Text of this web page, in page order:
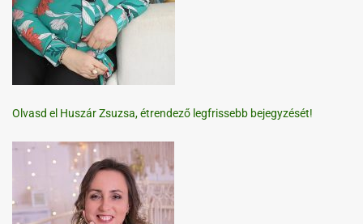
Olvasd el Huszár Zsuzsa, étrendező legfrissebb bejegyzését!